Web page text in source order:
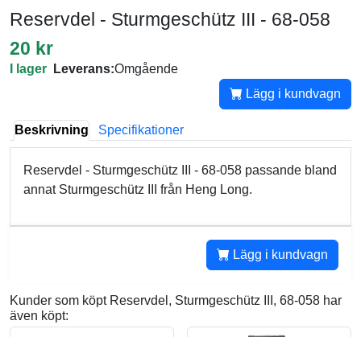
Reservdel - Sturmgeschütz III - 68-058
20 kr
I lager Leverans:Omgående
Lägg i kundvagn
Beskrivning Specifikationer
Reservdel - Sturmgeschütz III - 68-058 passande bland
annat Sturmgeschütz III från Heng Long.
Lägg i kundvagn
Kunder som köpt Reservdel, Sturmgeschütz III, 68-058 har
även köpt: